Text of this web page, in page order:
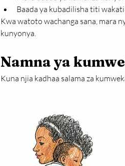
Baada ya kubadilisha titi
Kwa watoto wachanga sana, mara
kunyonya.
Namna ya
Kuna njia kadhaa salama za